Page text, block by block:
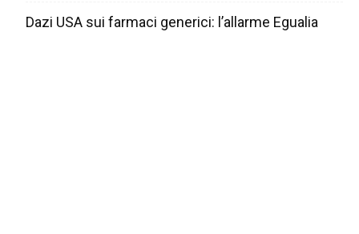
Dazi USA sui farmaci generici: l’allarme Egualia